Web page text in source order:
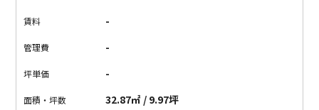
さと間取りはどのお部屋を選んでも魅力的です。
「三田駅」とJR山手線「田町駅」からは約10分。
だし、通り沿いで視認性も抜群です。
始発のリニア新幹線が開通して、より一層便利になる周辺環
賃料 -
管理費 -
坪単価 -
面積・坪数 32.87㎡ / 9.97坪